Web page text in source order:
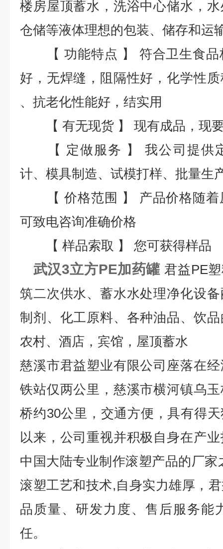
楼房屋顶蓄水，洗浴中心储水，
仓储等液体理想的包装、储存和运
【 功能特点 】 符合卫生食品
好，无焊缝，阻隔性好，化学性
、抗老化性能好，结实用
【 有无现货 】 现有成品，现
【 定做服务 】 我公司提供
计、模具制造、试模打样、批量生
【 价格范围 】 产品价格随着
可致电咨询准确价格
【 样品索取 】 您可获得样品
武汉3立方PE加药罐 君益PE
筑二次供水、蓄水水处理净化设
制剂、化工原料、各种油品、饮
农村、酒店，宾馆，屋顶蓄水
慈溪市君益塑业有限公司座落在
铁站仅两公里，慈溪市横河镇乌
桥约30公里，交通方便，具有得
以来，公司重视并积极自身在产
中国大陆专业制作滚塑产品的厂
滚塑工艺和技术,自身实力雄厚，
品质量、研发力度、售后服务能
任。